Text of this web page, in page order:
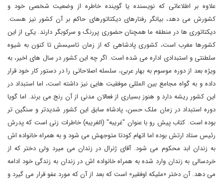
علاوه بر اطلاعاتی که نویسنده یا گوینده خاطره از وضعیت شخصی خود و
کشورش می دهد، بیانگر رفتارهای دیکتاتورهای حاکم بر آن کشور نیز هست.
دیکتاتوری ها در منطقه ما همچنان حضوری پررنگ و سرکوبگر دارند. یکی از این
کشورها مغرب است، کشوری پادشاهی که از زمان تاسیسش تا کنون به شیوه
سلطنتی و استبدادی اداره می شده است. اگر چه این کشور در سال های اخیر، به
ویژه بعد از دوره موسوم به بهار عربی، سلسله اصلاحاتی را در دستور کار خود قرار
داده و به گواه مجامع بین المللی موفقیت هایی نیز داشته است، اما استبداد در
این کشور ریشه دارد و هنوز بسیاری از فعالان مدنی از آن رنج می برند. اما گویا
دوره استبداد در زمان ملک حسن، پادشاه سابق این کشور شدیدتر و سنگین تر
بوده است. کتاب پیش رو با عنوان "غریبه" (الغریبه) خاطرات زنی است که پدرش
رئیس ستاد ارتش بوده اما اتهام کودتا متوجهش می شود و به همراه خانواده اش
به زندان ابد محکوم می شود. آقای ژنرال در زندان می میرد ولی دختر که از
خردسالی به زندان وارد شده به همراه خانواده اش در زندان به زندگی خود ادامه
می دهد. آن دختر «ملیکه اوفقیر» است که بعد از آن که مورد عفو قرار می گیرد و